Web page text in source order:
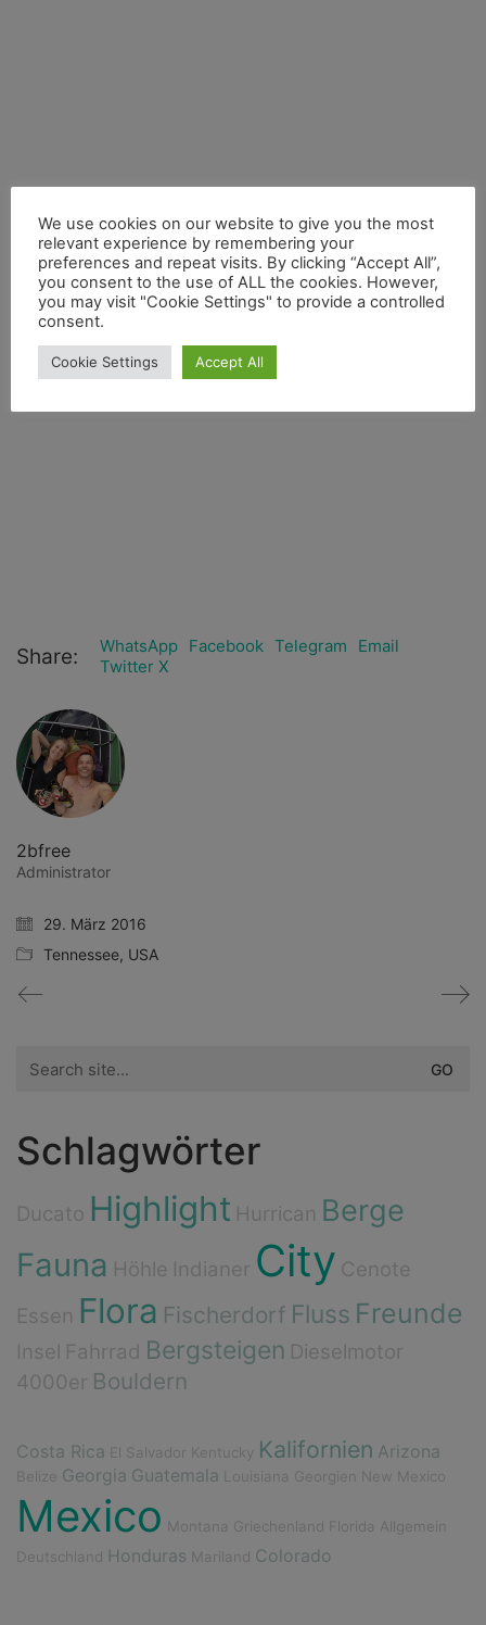
Share: WhatsApp Facebook Telegram
Email
Twitter X
2bfree
Administrator
29. März 2016
Tennessee, USA
for:
Schlagwörter
Ducato Highlight Hurrican Berge
Fauna Höhle Indianer City Cenote
Essen Flora Fischerdorf Fluss Freunde
Insel Fahrrad Bergsteigen Dieselmotor
4000er Bouldern
Costa Rica El Salvador Kentucky Kalifornien Arizona
Belize Georgia Guatemala Louisiana Georgien New Mexico
Mexico Montana Griechenland Florida Allgemein
Deutschland Honduras Mariland Colorado
We use cookies on our website to give you the most
relevant experience by remembering your
preferences and repeat visits. By clicking “Accept All”,
you consent to the use of ALL the cookies. However,
you may visit "Cookie Settings" to provide a controlled
consent.
Cookie Settings Accept All